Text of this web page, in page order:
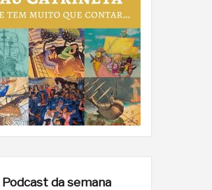
Podcast da semana